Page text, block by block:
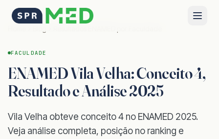
FACULDADE
ENAMED Vila Velha: Conceito 4,
Resultado e Análise 2025
Vila Velha obteve conceito 4 no ENAMED 2025.
Veja análise completa, posição no ranking e